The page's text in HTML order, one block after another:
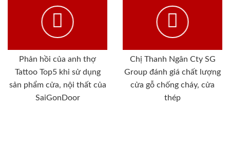
Phản hồi của anh thợ
Tattoo Top5 khi sử dụng
sản phẩm cửa, nội thất của
SaiGonDoor
Chị Thanh Ngân Cty SG
Group đánh giá chất lượng
cửa gỗ chống cháy, cửa
thép